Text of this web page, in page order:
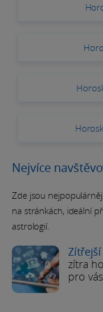
Nejvíce
Zde jsou
na stránkách, ideální
astrologií.
zítra
pro